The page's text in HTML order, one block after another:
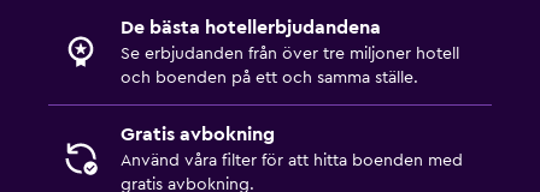
De bästa hotellerbjudandena
Se erbjudanden från över tre miljoner hotell
och boenden på ett och samma ställe.
Gratis avbokning
Använd våra filter för att hitta boenden med
gratis avbokning.